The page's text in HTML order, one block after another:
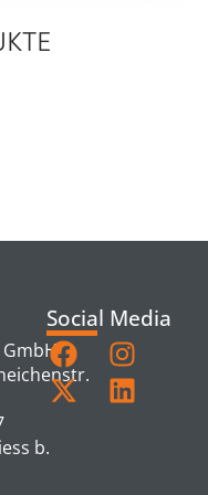
b.
Social Media